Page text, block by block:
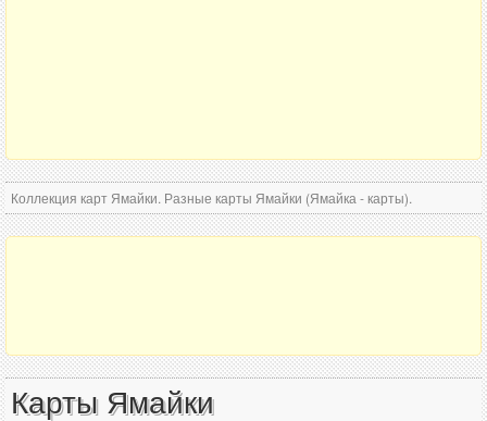
Коллекция карт Ямайки. Разные карты Ямайки (Ямайка - карты).
Карты Ямайки